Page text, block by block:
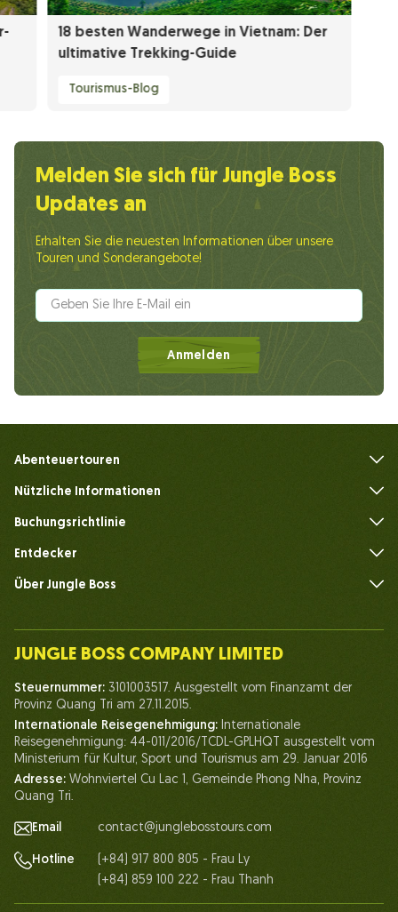
18 besten Wanderwege in Vietnam: Der
ultimative Trekking-Guide
Tourismus-Blog
Melden Sie sich für Jungle Boss
Updates an
Erhalten Sie die neuesten Informationen über unsere
Touren und Sonderangebote!
Anmelden
Abenteuertouren
Nützliche Informationen
Buchungsrichtlinie
Entdecker
Über Jungle Boss
Unser Team
Mensch des Dschungelbosses
Leben bei Jungle Boss
Unsere Zertifikate
Partnerschaft
Kontaktieren Sie uns
JUNGLE BOSS COMPANY LIMITED
Steuernummer: 3101003517. Ausgestellt vom Finanzamt der
Provinz Quang Tri am 27.11.2015.
Internationale Reisegenehmigung: Internationale
Reisegenehmigung: 44-011/2016/TCDL-GPLHQT ausgestellt vom
Ministerium für Kultur, Sport und Tourismus am 29. Januar 2016
Adresse: Wohnviertel Cu Lac 1, Gemeinde Phong Nha, Provinz
Quang Tri.
Email contact@junglebosstours.com
Hotline
(+84) 917 800 805 - Frau Ly
(+84) 859 100 222 - Frau Thanh